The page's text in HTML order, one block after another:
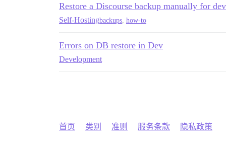
Restore a Discourse backup manually for
Self-Hostingbackups how-to
Errors on DB restore in Dev
Development
首页 类别 准则 服务条款 隐私政策